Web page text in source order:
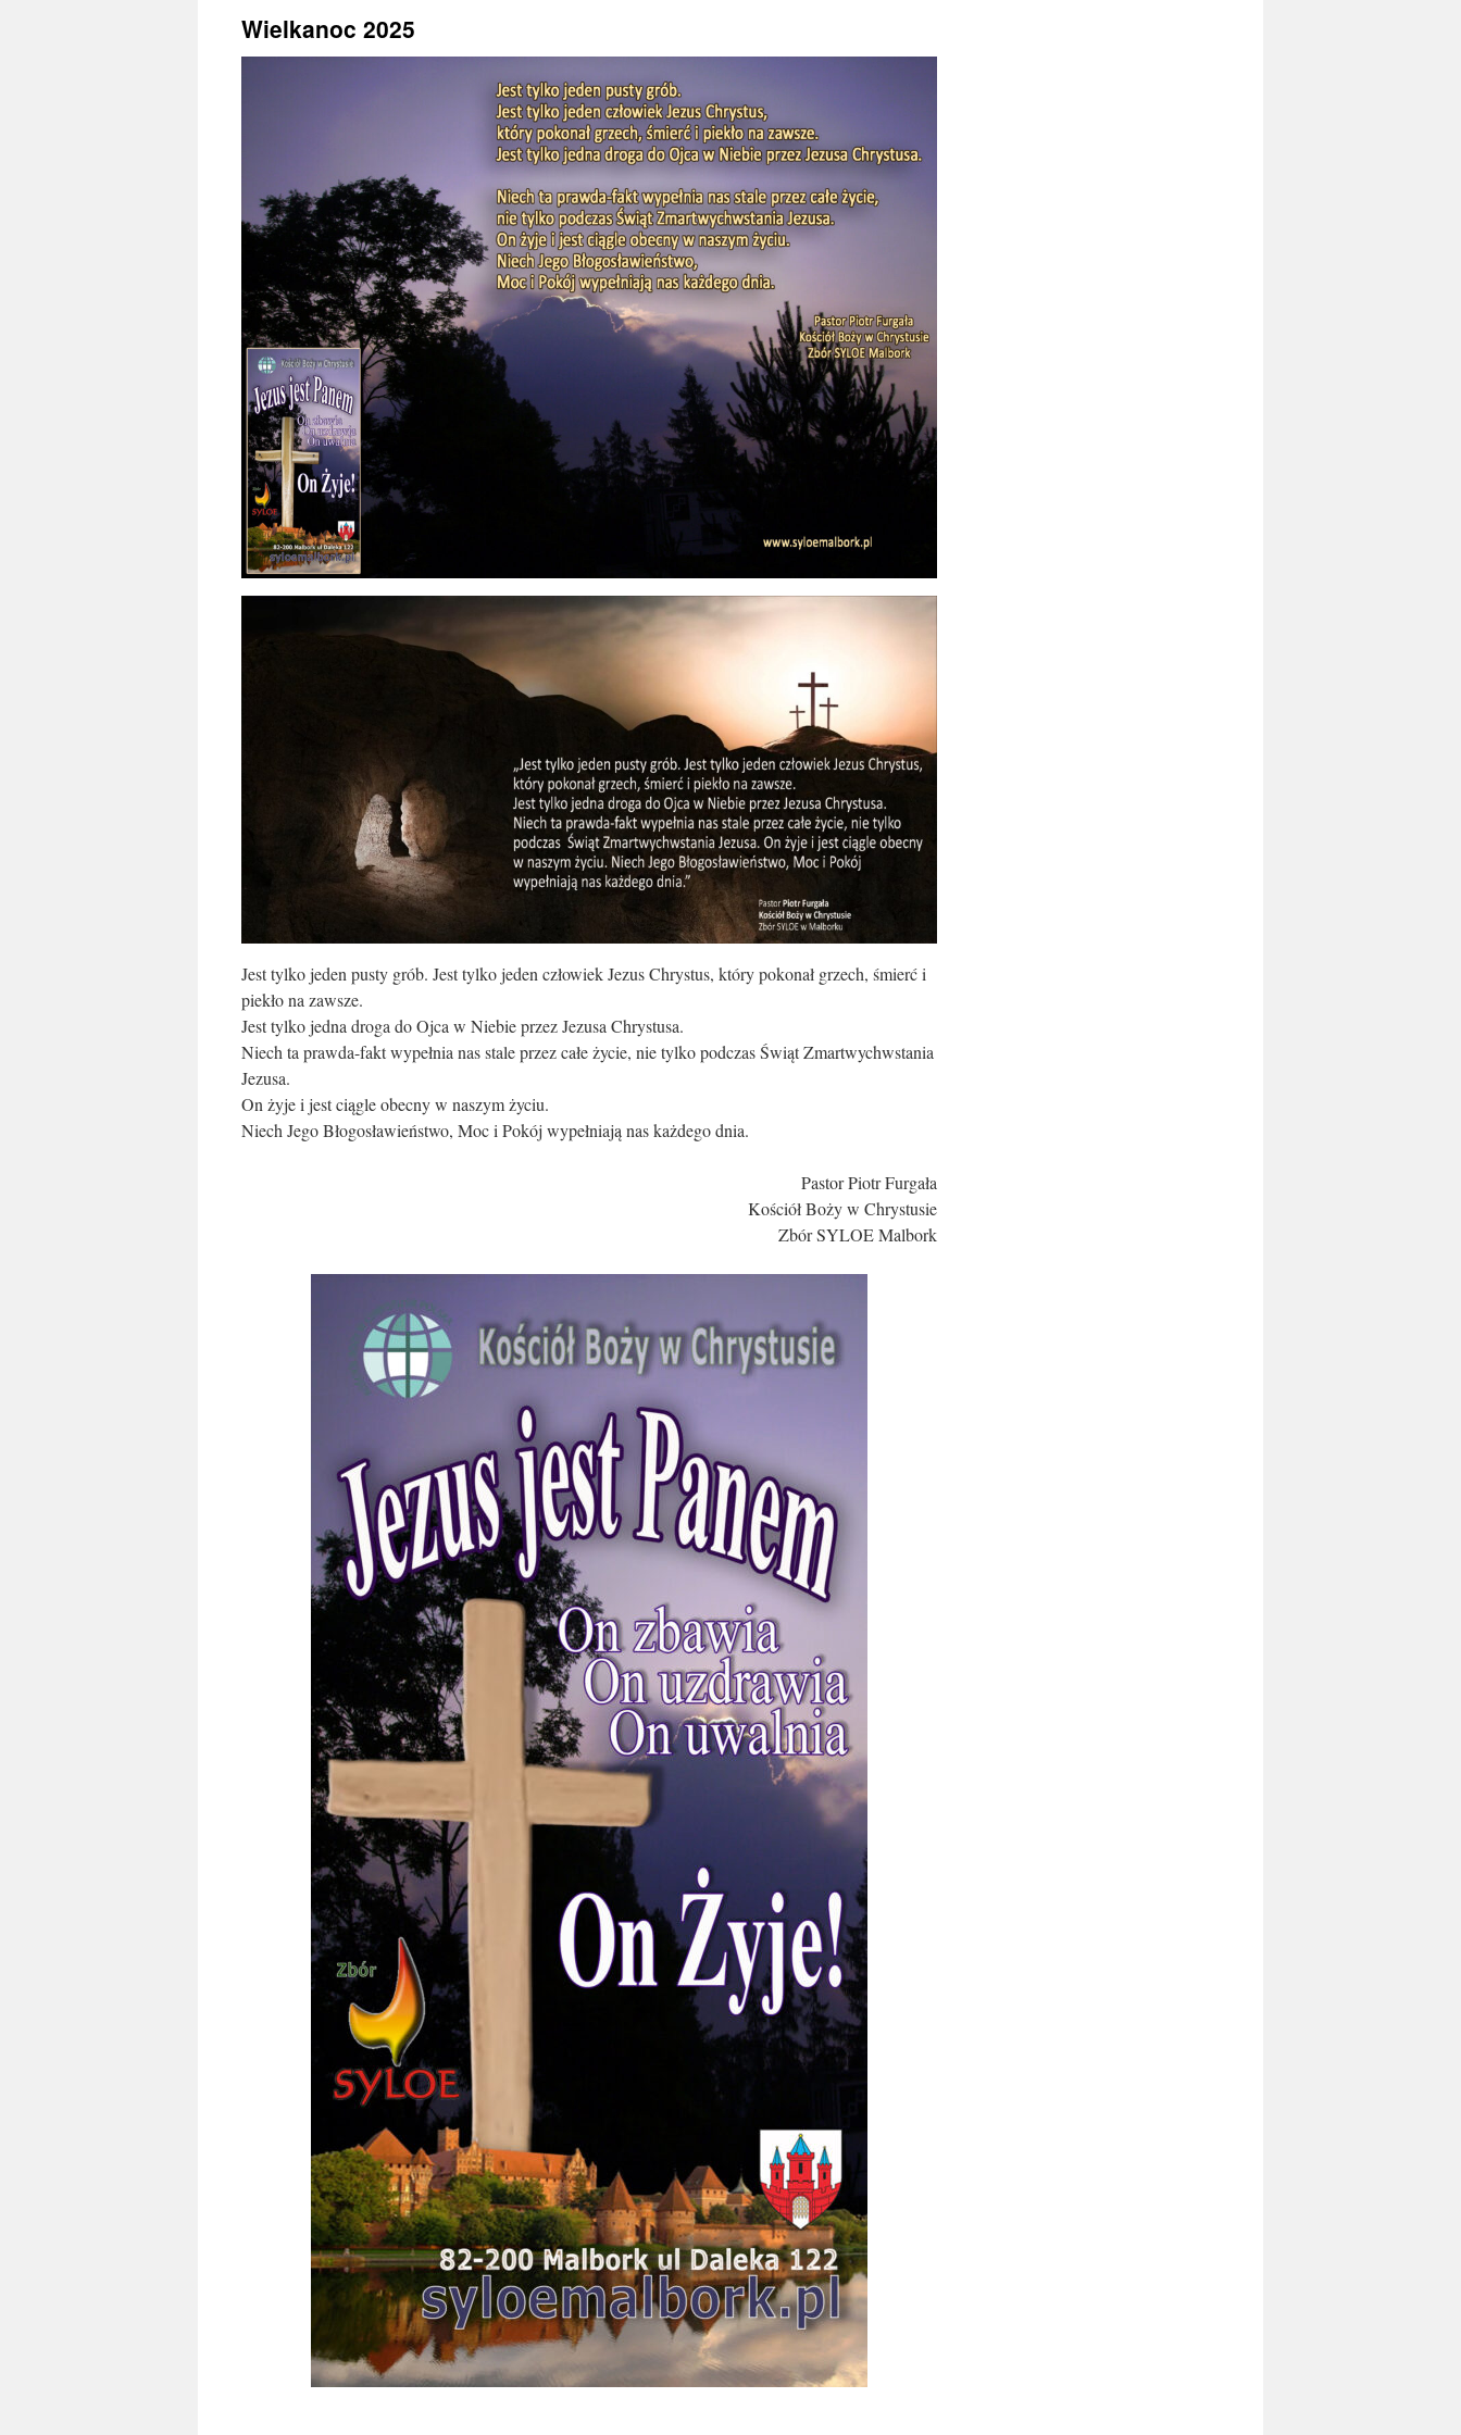
Wielkanoc 2025
Jest tylko jeden pusty grób. Jest tylko jeden człowiek Jezus Chrystus, który pokonał grzech, śmierć i
piekło na zawsze.
Jest tylko jedna droga do Ojca w Niebie przez Jezusa Chrystusa.
Niech ta prawda-fakt wypełnia nas stale przez całe życie, nie tylko podczas Świąt Zmartwychwstania
Jezusa.
On żyje i jest ciągle obecny w naszym życiu.
Niech Jego Błogosławieństwo, Moc i Pokój wypełniają nas każdego dnia.
Pastor Piotr Furgała
Kościół Boży w Chrystusie
Zbór SYLOE Malbork